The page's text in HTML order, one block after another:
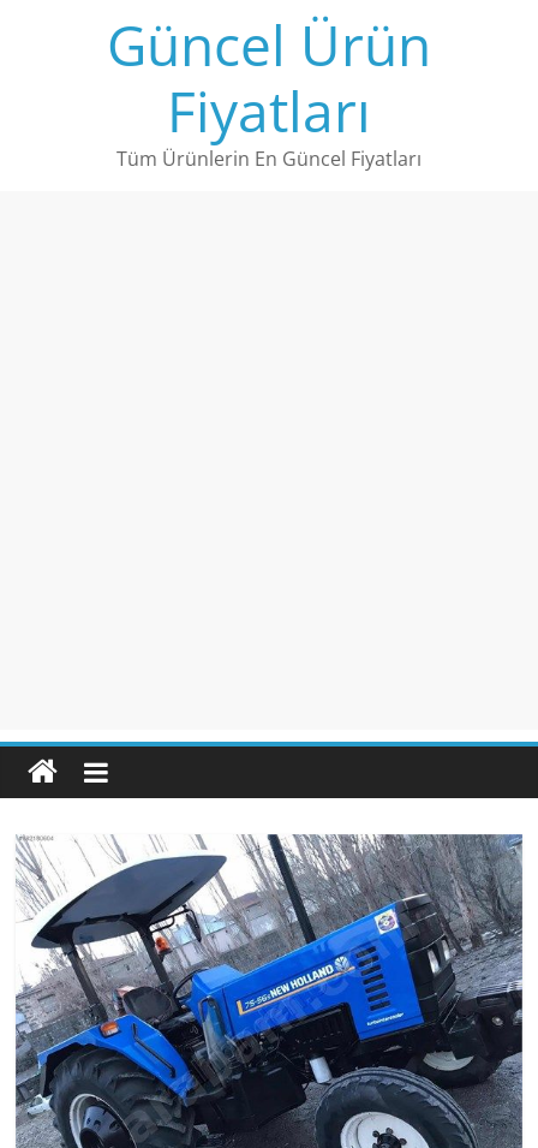
Güncel Ürün
Fiyatları
Tüm Ürünlerin En Güncel Fiyatları